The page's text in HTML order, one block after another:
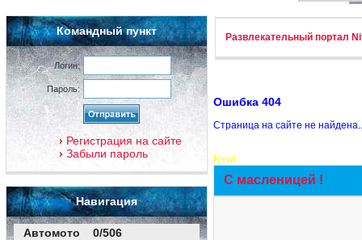
Командный пункт
Логин:
Пароль:
Регистрация на сайте
Забыли пароль
Навигация
Автомото 0/506
Развлекательный портал
Ошибка 404
Страница на сайте не
New!
С масленицей !